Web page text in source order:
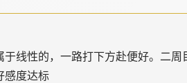
线性的，一路打下方赴便好。二
感度达标